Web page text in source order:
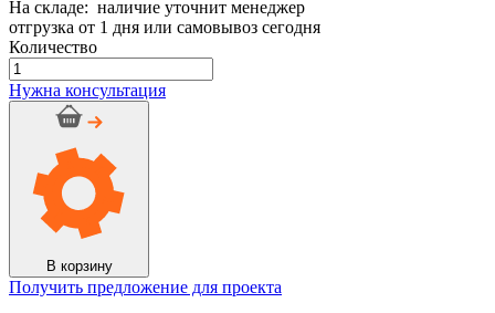
На складе: наличие уточнит менеджер
отгрузка от 1 дня или самовывоз сегодня
Количество
Количество
товара
Дымоход
стальной
нерж.,
150/200мм,
Нужна консультация
В корзину
Получить предложение для проекта